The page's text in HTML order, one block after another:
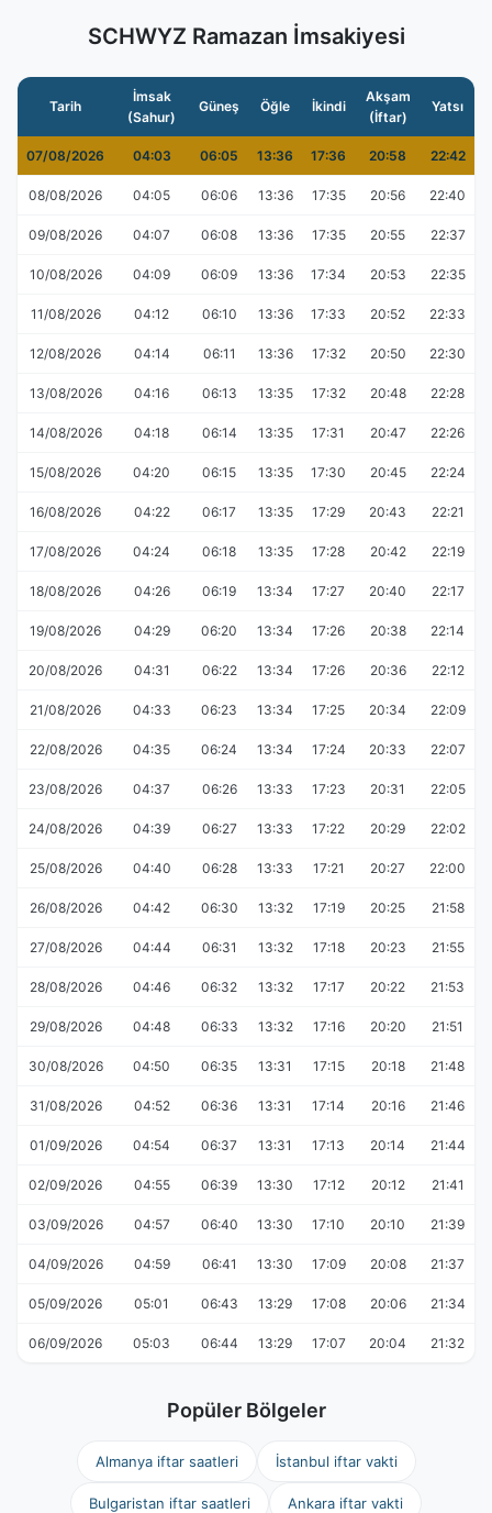
SCHWYZ Ramazan İmsakiyesi
Tarih
İmsak
(Sahur)
Güneş Öğle İkindi
Akşam
(İftar)
Yatsı
07/08/2026 04:03 06:05 13:36 17:36 20:58 22:42
08/08/2026 04:05 06:06 13:36 17:35 20:56 22:40
09/08/2026 04:07 06:08 13:36 17:35 20:55 22:37
10/08/2026 04:09 06:09 13:36 17:34 20:53 22:35
11/08/2026 04:12 06:10 13:36 17:33 20:52 22:33
12/08/2026 04:14 06:11 13:36 17:32 20:50 22:30
13/08/2026 04:16 06:13 13:35 17:32 20:48 22:28
14/08/2026 04:18 06:14 13:35 17:31 20:47 22:26
15/08/2026 04:20 06:15 13:35 17:30 20:45 22:24
16/08/2026 04:22 06:17 13:35 17:29 20:43 22:21
17/08/2026 04:24 06:18 13:35 17:28 20:42 22:19
18/08/2026 04:26 06:19 13:34 17:27 20:40 22:17
19/08/2026 04:29 06:20 13:34 17:26 20:38 22:14
20/08/2026 04:31 06:22 13:34 17:26 20:36 22:12
21/08/2026 04:33 06:23 13:34 17:25 20:34 22:09
22/08/2026 04:35 06:24 13:34 17:24 20:33 22:07
23/08/2026 04:37 06:26 13:33 17:23 20:31 22:05
24/08/2026 04:39 06:27 13:33 17:22 20:29 22:02
25/08/2026 04:40 06:28 13:33 17:21 20:27 22:00
26/08/2026 04:42 06:30 13:32 17:19 20:25 21:58
27/08/2026 04:44 06:31 13:32 17:18 20:23 21:55
28/08/2026 04:46 06:32 13:32 17:17 20:22 21:53
29/08/2026 04:48 06:33 13:32 17:16 20:20 21:51
30/08/2026 04:50 06:35 13:31 17:15 20:18 21:48
31/08/2026 04:52 06:36 13:31 17:14 20:16 21:46
01/09/2026 04:54 06:37 13:31 17:13 20:14 21:44
02/09/2026 04:55 06:39 13:30 17:12 20:12 21:41
03/09/2026 04:57 06:40 13:30 17:10 20:10 21:39
04/09/2026 04:59 06:41 13:30 17:09 20:08 21:37
05/09/2026 05:01 06:43 13:29 17:08 20:06 21:34
06/09/2026 05:03 06:44 13:29 17:07 20:04 21:32
Popüler Bölgeler
Almanya iftar saatleri İstanbul iftar vakti
Bulgaristan iftar saatleri Ankara iftar vakti